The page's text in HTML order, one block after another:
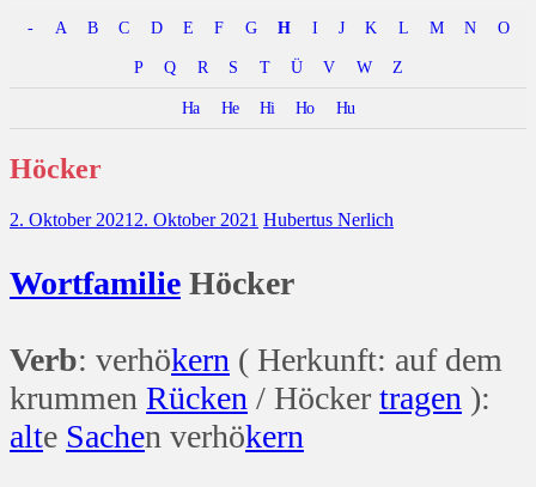
- A B C D E F G H I J K L M N O
P Q R S T Ü V W Z
Ha He Hi Ho Hu
Höcker
2. Oktober 2021 2. Oktober 2021 Hubertus Nerlich
Wortfamilie Höcker
Verb: verhökern ( Herkunft: auf dem
krummen Rücken / Höcker tragen ):
alte Sachen verhökern